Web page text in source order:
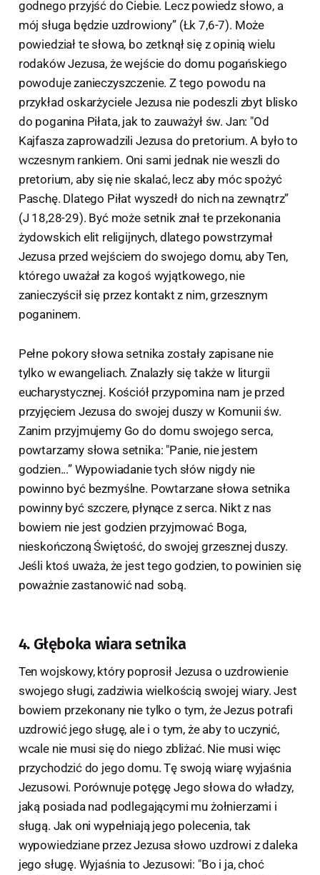
godnego przyjść do Ciebie. Lecz powiedz słowo, a
mój sługa będzie uzdrowiony” (Łk 7,6-7). Może
powiedział te słowa, bo zetknął się z opinią wielu
rodaków Jezusa, że wejście do domu pogańskiego
powoduje zanieczyszczenie. Z tego powodu na
przykład oskarżyciele Jezusa nie podeszli zbyt blisko
do poganina Piłata, jak to zauważył św. Jan: "Od
Kajfasza zaprowadzili Jezusa do pretorium. A było to
wczesnym rankiem. Oni sami jednak nie weszli do
pretorium, aby się nie skalać, lecz aby móc spożyć
Paschę. Dlatego Piłat wyszedł do nich na zewnątrz”
(J 18,28-29). Być może setnik znał te przekonania
żydowskich elit religijnych, dlatego powstrzymał
Jezusa przed wejściem do swojego domu, aby Ten,
którego uważał za kogoś wyjątkowego, nie
zanieczyścił się przez kontakt z nim, grzesznym
poganinem.
Pełne pokory słowa setnika zostały zapisane nie
tylko w ewangeliach. Znalazły się także w liturgii
eucharystycznej. Kościół przypomina nam je przed
przyjęciem Jezusa do swojej duszy w Komunii św.
Zanim przyjmujemy Go do domu swojego serca,
powtarzamy słowa setnika: "Panie, nie jestem
godzien...” Wypowiadanie tych słów nigdy nie
powinno być bezmyślne. Powtarzane słowa setnika
powinny być szczere, płynące z serca. Nikt z nas
bowiem nie jest godzien przyjmować Boga,
nieskończoną Świętość, do swojej grzesznej duszy.
Jeśli ktoś uważa, że jest tego godzien, to powinien się
poważnie zastanowić nad sobą.
4. Głęboka wiara setnika
Ten wojskowy, który poprosił Jezusa o uzdrowienie
swojego sługi, zadziwia wielkością swojej wiary. Jest
bowiem przekonany nie tylko o tym, że Jezus potrafi
uzdrowić jego sługę, ale i o tym, że aby to uczynić,
wcale nie musi się do niego zbliżać. Nie musi więc
przychodzić do jego domu. Tę swoją wiarę wyjaśnia
Jezusowi. Porównuje potęgę Jego słowa do władzy,
jaką posiada nad podlegającymi mu żołnierzami i
sługą. Jak oni wypełniają jego polecenia, tak
wypowiedziane przez Jezusa słowo uzdrowi z daleka
jego sługę. Wyjaśnia to Jezusowi: "Bo i ja, choć